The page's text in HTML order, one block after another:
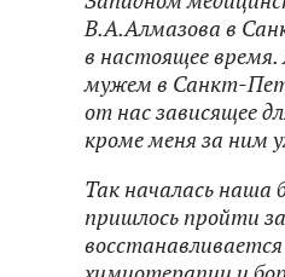
В.А.Алмазова в
в настоящее время.
мужем в Санкт-
от нас зависящее
кроме меня за ним
Так началась наша
пришлось пройти
восстанавливается